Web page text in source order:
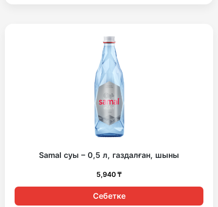
Samal суы – 0,5 л, газдалған, шыны
5,940₸
Себетке